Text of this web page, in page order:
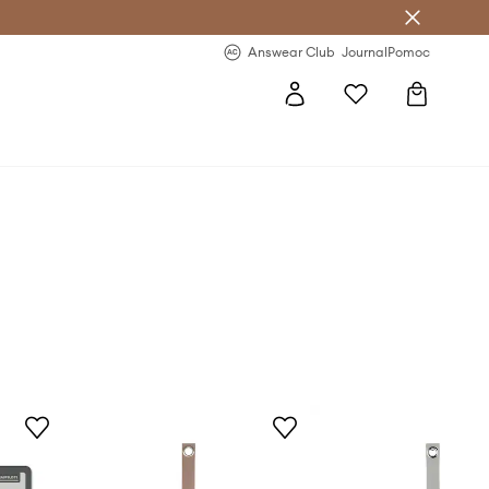
Answear Club JournalPomoc